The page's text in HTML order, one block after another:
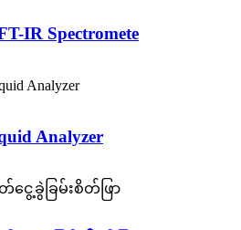
IR Spectromete
Analyzer